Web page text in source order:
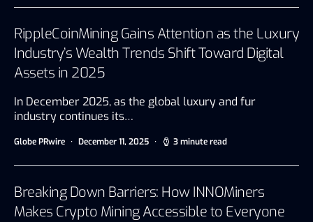
RippleCoinMining Gains Attention as the Luxury
Industry’s Wealth Trends Shift Toward Digital
Assets in 2025
In December 2025, as the global luxury and fur
industry continues its…
Globe PRwire December 11, 2025 3 minute read
Breaking Down Barriers: How INNOMiners
Makes Crypto Mining Accessible to Everyone